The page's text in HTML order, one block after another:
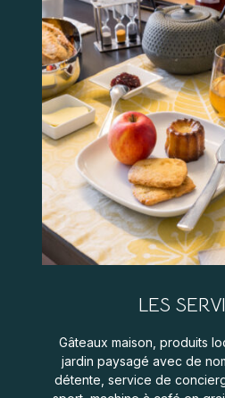
LES
Gâteaux maison, produits
jardin paysagé avec de
détente, service de